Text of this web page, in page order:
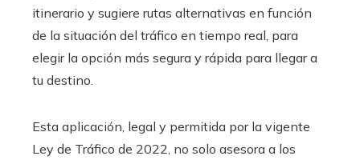
itinerario y sugiere rutas alternativas en función
de la situación del tráfico en tiempo real, para
elegir la opción más segura y rápida para llegar a
tu destino.
Esta aplicación, legal y permitida por la vigente
Ley de Tráfico de 2022, no solo asesora a los